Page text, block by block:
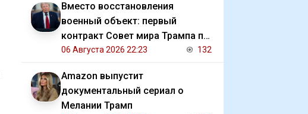
Вместо восстановления
военный объект: первый
контракт Совет мира Трампа по
Газе
06 Августа 2026 22:23 132
Amazon выпустит
документальный сериал о
Мелании Трамп